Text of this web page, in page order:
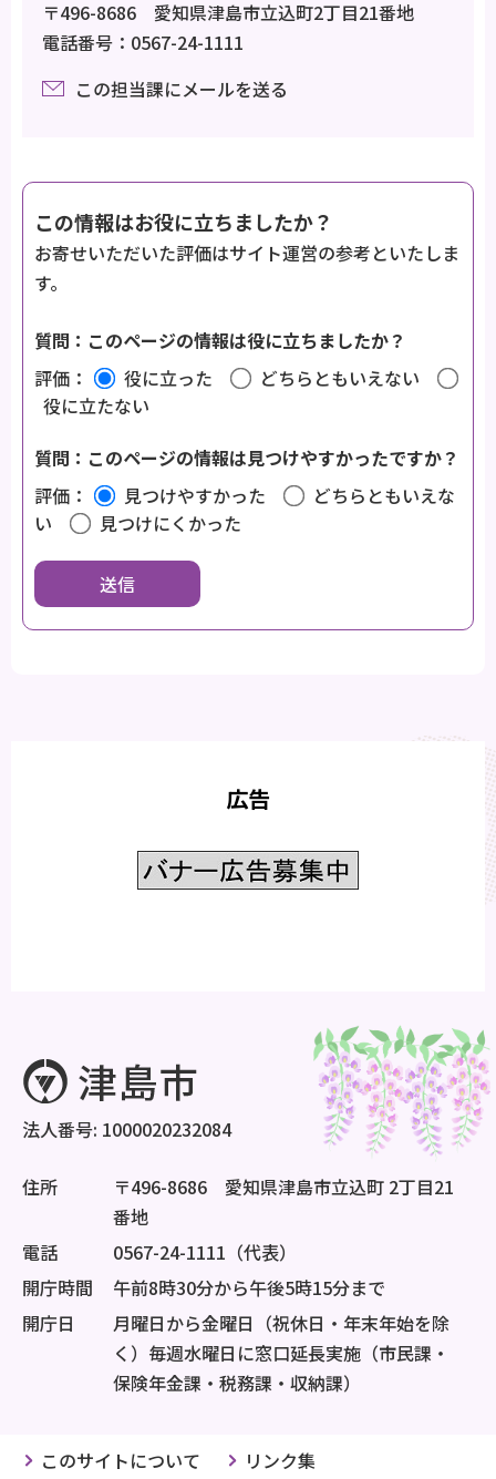
〒496-8686 愛知県津島市立込町2丁目21番地
電話番号：0567-24-1111
この担当課にメールを送る
この情報はお役に立ちましたか？
お寄せいただいた評価はサイト運営の参考といたしま
す。
質問：このページの情報は役に立ちましたか？
評価：
役に立った
どちらともいえない
役に立たない
質問：このページの情報は見つけやすかったですか？
評価：
見つけやすかった
どちらともいえな
い
見つけにくかった
広告
法人番号: 1000020232084
住所
〒496-8686 愛知県津島市立込町 2丁目21
番地
電話
0567-24-1111（代表）
開庁時間
午前8時30分から午後5時15分まで
開庁日
月曜日から金曜日（祝休日・年末年始を除
く）毎週水曜日に窓口延長実施（市民課・
保険年金課・税務課・収納課）
このサイトについて リンク集